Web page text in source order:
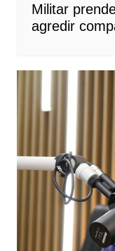
Militar
agredir